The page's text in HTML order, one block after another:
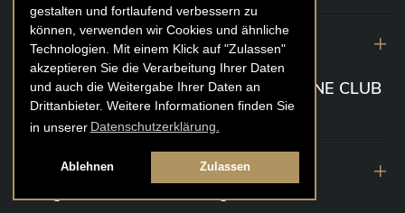
gestalten und fortlaufend verbessern zu
können, verwenden wir Cookies und ähnliche
Technologien. Mit einem Klick auf "Zulassen"
akzeptieren Sie die Verarbeitung Ihrer Daten
und auch die Weitergabe Ihrer Daten an
Drittanbieter. Weitere Informationen finden Sie
in unserer Datenschutzerklärung.
Ablehnen Zulassen
19. August 2022| FINE CLUB Academy
Caviar „Die glorreichen 7“ Riesling Große
Gewächse von der Mosel aus 2020 @ FINE CLUB
Clubhouse Prunier Cologne (Köln)
29. Juli 2022
| Weinbergwanderung
Weingüter Geheimrat J. Wegeler